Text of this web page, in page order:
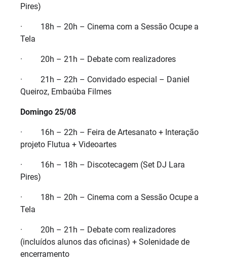
Pires)
· 18h – 20h – Cinema com a Sessão Ocupe a
Tela
· 20h – 21h – Debate com realizadores
· 21h – 22h – Convidado especial – Daniel
Queiroz, Embaúba Filmes
Domingo 25/08
· 16h – 22h – Feira de Artesanato + Interação
projeto Flutua + Videoartes
· 16h – 18h – Discotecagem (Set DJ Lara
Pires)
· 18h – 20h – Cinema com a Sessão Ocupe a
Tela
· 20h – 21h – Debate com realizadores
(incluídos alunos das oficinas) + Solenidade de
encerramento